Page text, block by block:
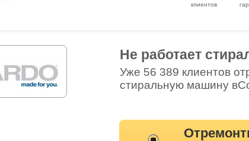
клиентов
Не работает
Уже 56 389 клиентов
стиральную машину